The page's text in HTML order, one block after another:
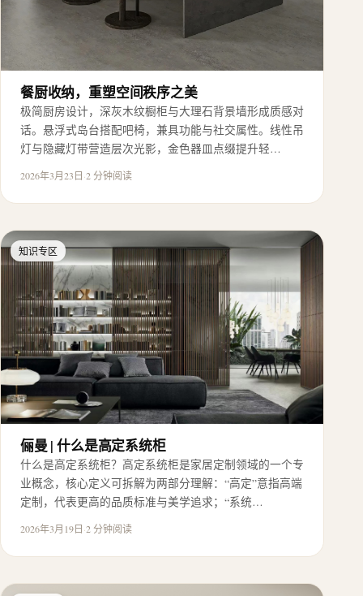
餐厨收纳，重塑空间秩序之美
极简厨房设计，深灰木纹橱柜与大理石背景墙形成质感对
话。悬浮式岛台搭配吧椅，兼具功能与社交属性。线性吊
灯与隐藏灯带营造层次光影，金色器皿点缀提升轻…
2026年3月23日·2 分钟阅读
知识专区
俪曼 | 什么是高定系统柜
什么是高定系统柜？高定系统柜是家居定制领域的一个专
业概念，核心定义可拆解为两部分理解：“高定”意指高端
定制，代表更高的品质标准与美学追求；“系统…
2026年3月19日·2 分钟阅读